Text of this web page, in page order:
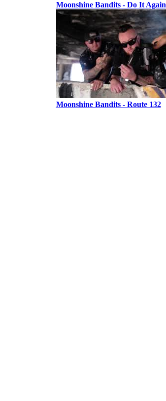
Moonshine Bandits - Do It Again
Moonshine Bandits - Route 132